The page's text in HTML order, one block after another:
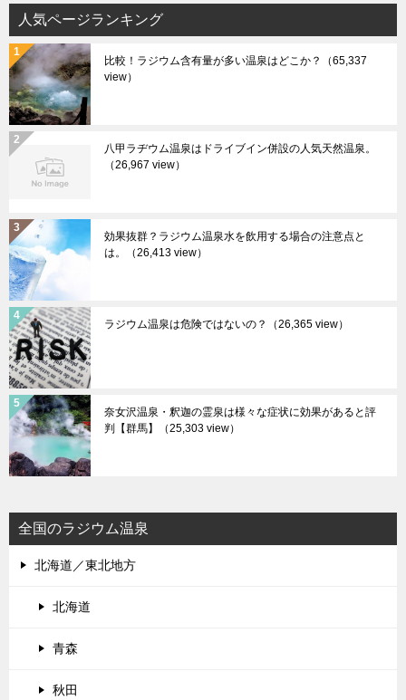
人気ページランキング
比較！ラジウム含有量が多い温泉はどこか？
（65,337
view）
八甲ラヂウム温泉はドライブイン併設の人気天然温泉。
（26,967 view）
効果抜群？ラジウム温泉水を飲用する場合の注意点と
は。
（26,413 view）
ラジウム温泉は危険ではないの？ （26,365 view）
奈女沢温泉・釈迦の霊泉は様々な症状に効果があると評
判【群馬】
（25,303 view）
全国のラジウム温泉
北海道／東北地方
北海道
青森
秋田